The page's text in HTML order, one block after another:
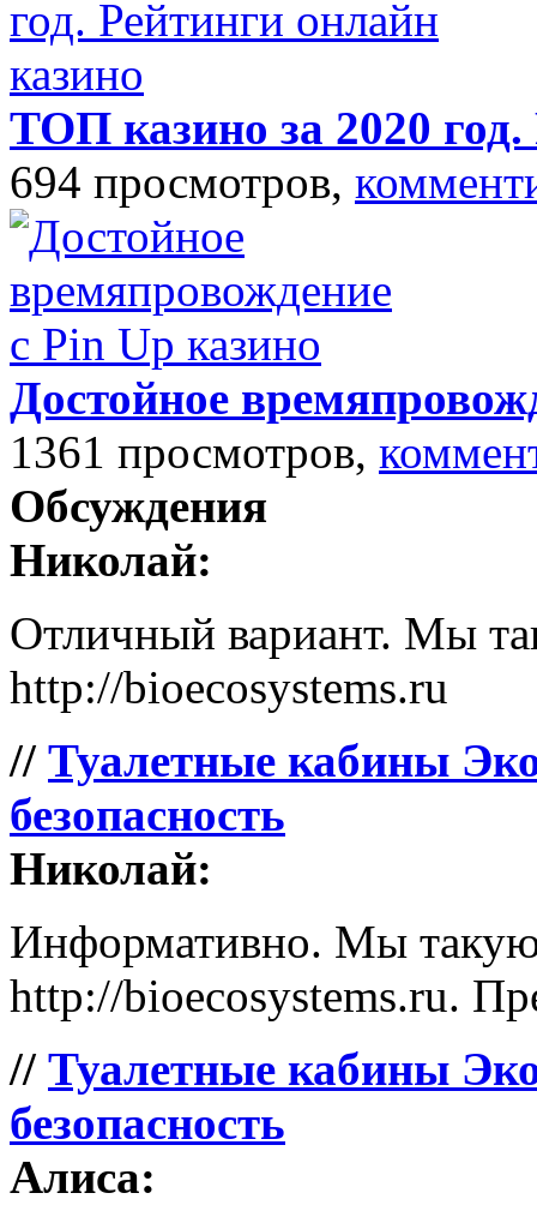
ТОП казино за 2020
694 просмотров,
Достойное
1361 просмотров,
Обсуждения
Николай:
Отличный вариант. Мы
http://bioecosystems.ru
// Туалетные кабины
безопасность
Николай:
Информативно. Мы такую
http://bioecosystems.ru.
// Туалетные кабины
безопасность
Алиса: